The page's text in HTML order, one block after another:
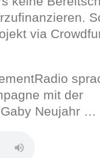
via
mit der
Neujahr …